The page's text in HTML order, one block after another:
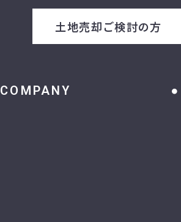
土地売却ご検討の方
COMPANY